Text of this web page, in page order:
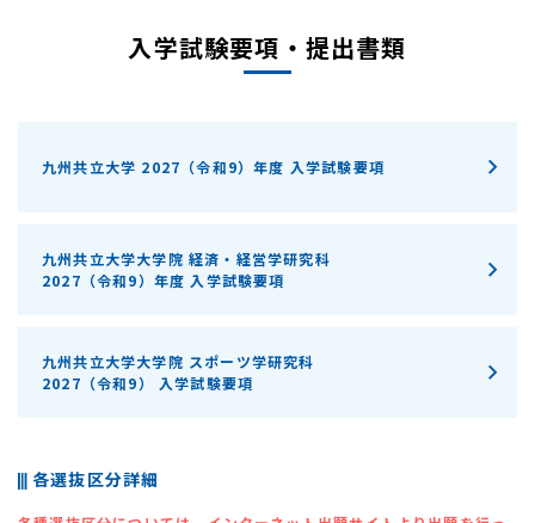
企業・地域の方へ 交通アクセス
入学試験要項・提出書類
九州共立大学 2027（令和9）年度 入学試験要項
九州共立大学大学院 経済・経営学研究科
2027（令和9）年度 入学試験要項
九州共立大学大学院 スポーツ学研究科
2027（令和9） 入学試験要項
各選抜区分詳細